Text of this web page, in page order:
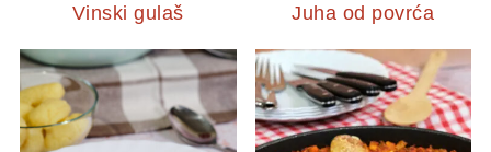
Vinski gulaš Juha od povrća